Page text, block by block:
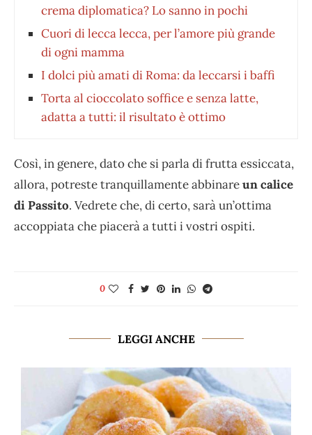
crema diplomatica? Lo sanno in pochi
Cuori di lecca lecca, per l’amore più grande
di ogni mamma
I dolci più amati di Roma: da leccarsi i baffi
Torta al cioccolato soffice e senza latte,
adatta a tutti: il risultato è ottimo
Così, in genere, dato che si parla di frutta essiccata,
allora, potreste tranquillamente abbinareun calice
di Passito. Vedrete che, di certo, sarà un’ottima
accoppiata che piacerà a tutti i vostri ospiti.
0
LEGGI ANCHE